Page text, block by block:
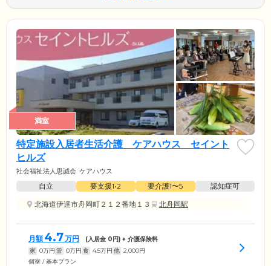
満室
特定施設入居者生活介護 ケアハウス セイント
ヒルズ
社会福祉法人思誠会 ケアハウス
自立 要支援1•2 要介護1〜5
認知症可
北海道伊達市舟岡町２１２番地１３
北舟岡駅
月額 4.7万円 (入居金 0円) + 介護保険料
家 0万円 管 0万円 食 4.5万円 他 2,000円
個室 / 基本プラン